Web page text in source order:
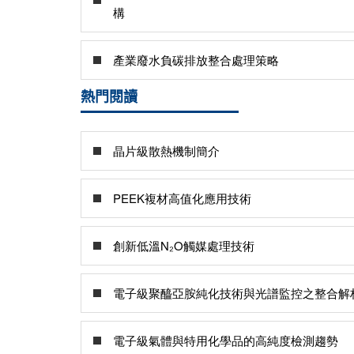
構
產業廢水負碳排放整合處理策略
熱門閱讀
晶片級散熱機制簡介
PEEK複材高值化應用技術
創新低溫N₂O觸媒處理技術
電子級聚醯亞胺純化技術與光譜監控之整合解
電子級氣體與特用化學品的高純度檢測趨勢